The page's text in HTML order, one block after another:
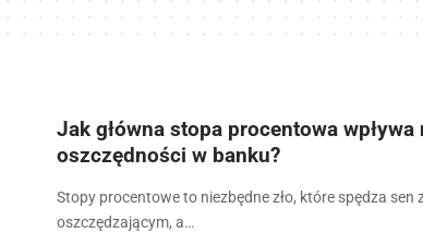
Jak główna stopa procentowa wpływa
oszczędności w banku?
Stopy procentowe to niezbędne zło, które spędza sen
oszczędzającym, a…